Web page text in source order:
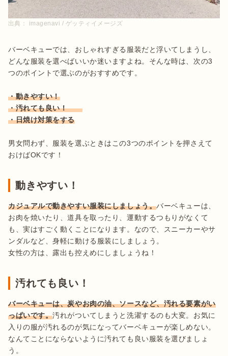
出典： imagenavi / ゲッティイメージズ
バーベキューでは、おしゃれすぎる服装だと浮いてしまうし、
どんな服装を選べばいいか迷いますよね。そんな時は、次の3
つのポイントで選ぶのがおすすめです。
・動きやすい！
・汚れても良い！
・日焼け対策をする
男女問わず、服装を選ぶときはこの3つのポイントを押さえて
おけばOKです！
動きやすい！
カジュアルで動きやすい服装にしましょう。バーベキューは、
お肉を焼いたり、道具を取ったり、運動するつもりがなくて
も、実はすごく動くことになります。なので、スニーカーやサ
ンダルなど、身軽に動ける服装にしましょう。
女性の方は、露出も控えめにしましょうね！
汚れても良い！
バーベキューは、炭やお肉の油、ソースなど、汚れる要素がい
っぱいです。汚れがついてしまうと洗濯するのも大変。お気に
入りの服が汚れるのが気になってバーベキューが楽しめない。
なんてことにならないように汚れても良い服装を選びましょ
う。